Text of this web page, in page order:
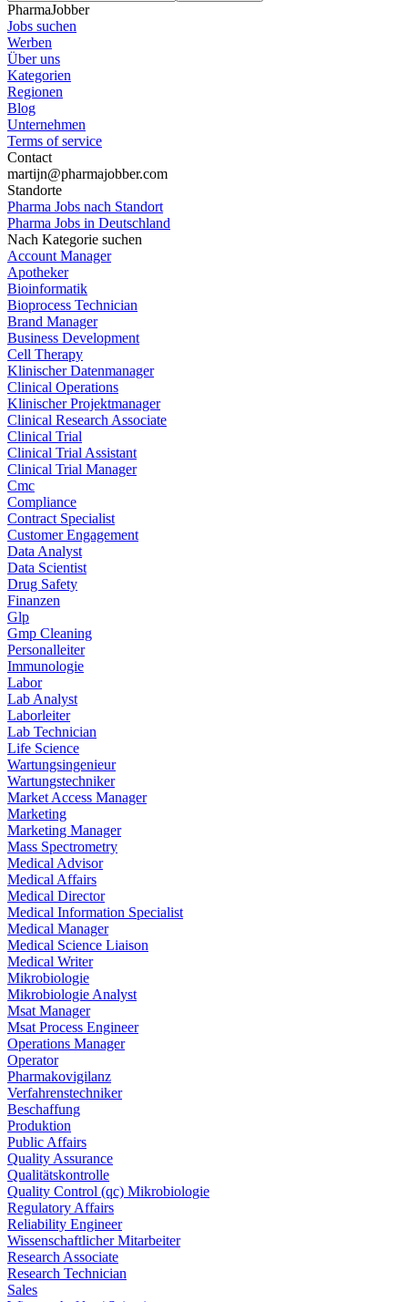
PharmaJobber
Jobs suchen
Werben
Über uns
Kategorien
Regionen
Blog
Unternehmen
Terms of service
Contact
martijn@pharmajobber.com
Standorte
Pharma Jobs nach Standort
Pharma Jobs in Deutschland
Nach Kategorie suchen
Account Manager
Apotheker
Bioinformatik
Bioprocess Technician
Brand Manager
Business Development
Cell Therapy
Klinischer Datenmanager
Clinical Operations
Klinischer Projektmanager
Clinical Research Associate
Clinical Trial
Clinical Trial Assistant
Clinical Trial Manager
Cmc
Compliance
Contract Specialist
Customer Engagement
Data Analyst
Data Scientist
Drug Safety
Finanzen
Glp
Gmp Cleaning
Personalleiter
Immunologie
Labor
Lab Analyst
Laborleiter
Lab Technician
Life Science
Wartungsingenieur
Wartungstechniker
Market Access Manager
Marketing
Marketing Manager
Mass Spectrometry
Medical Advisor
Medical Affairs
Medical Director
Medical Information Specialist
Medical Manager
Medical Science Liaison
Medical Writer
Mikrobiologie
Mikrobiologie Analyst
Msat Manager
Msat Process Engineer
Operations Manager
Operator
Pharmakovigilanz
Verfahrenstechniker
Beschaffung
Produktion
Public Affairs
Quality Assurance
Qualitätskontrolle
Quality Control (qc) Mikrobiologie
Regulatory Affairs
Reliability Engineer
Wissenschaftlicher Mitarbeiter
Research Associate
Research Technician
Sales